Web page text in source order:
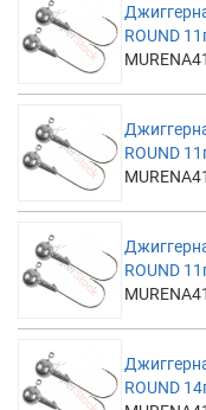
ROUND
ROUND
ROUND
ROUND